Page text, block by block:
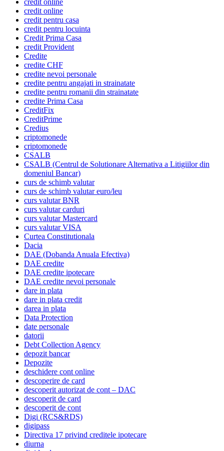
credit online
credit online
credit pentru casa
credit pentru locuinta
Credit Prima Casa
credit Provident
Credite
credite CHF
credite nevoi personale
credite pentru angajati in strainatate
credite pentru romanii din strainatate
credite Prima Casa
CreditFix
CreditPrime
Credius
criptomonede
criptomonede
CSALB
CSALB (Centrul de Solutionare Alternativa a Litigiilor din
domeniul Bancar)
curs de schimb valutar
curs de schimb valutar euro/leu
curs valutar BNR
curs valutar carduri
curs valutar Mastercard
curs valutar VISA
Curtea Constitutionala
Dacia
DAE (Dobanda Anuala Efectiva)
DAE credite
DAE credite ipotecare
DAE credite nevoi personale
dare in plata
dare in plata credit
darea in plata
Data Protection
date personale
datorii
Debt Collection Agency
depozit bancar
Depozite
deschidere cont online
descoperire de card
descoperit autorizat de cont – DAC
descoperit de card
descoperit de cont
Digi (RCS&RDS)
digipass
Directiva 17 privind creditele ipotecare
diurna